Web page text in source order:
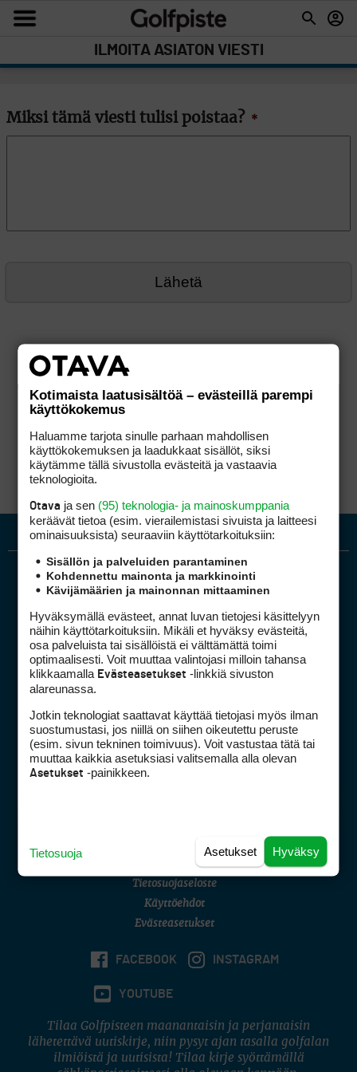
ILMOITA ASIATON VIESTI
Miksi tämä viesti tulisi poistaa? *
Golfpiste mediakortti
Golfpisteen yhteystiedot
DSA avoimuusraportti
Asiakaspalvelu
(digi) digi@otavamedia.fi
Tietosuojaseloste
Käyttöehdot
Evästeasetukset
FACEBOOK INSTAGRAM
YOUTUBE
Tilaa Golfpisteen maanantaisin ja perjantaisin
lähetettävä uutiskirje, niin pysyt ajan tasalla golfalan
ilmiöistä ja uutisista! Tilaa kirje syöttämällä
Kotimaista laatusisältöä – evästeillä parempi
käyttökokemus
Haluamme tarjota sinulle parhaan mahdollisen
käyttökokemuksen ja laadukkaat sisällöt, siksi
käytämme tällä sivustolla evästeitä ja vastaavia
teknologioita.
Otava ja sen (95) teknologia- ja mainoskumppania
keräävät tietoa (esim. vierailemis­tasi sivuista ja laitteesi
ominaisuuk­sista) seuraaviin käyttötarkoituksiin:
Sisällön ja palveluiden parantaminen
Kohdennettu mainonta ja markkinointi
Kävijämäärien ja mainonnan mittaaminen
Hyväksymällä evästeet, annat luvan tietojesi käsittelyyn
näihin käyttötarkoituksiin. Mikäli et hyväksy evästeitä,
osa palveluista tai sisällöistä ei välttämättä toimi
optimaalisesti. Voit muuttaa valintojasi milloin tahansa
klikkaamalla Evästeasetukset -linkkiä sivuston
alareunassa.
Jotkin teknologiat saattavat käyttää tietojasi myös ilman
suostumustasi, jos niillä on siihen oikeutettu peruste
(esim. sivun tekninen toimivuus). Voit vastustaa tätä tai
muuttaa kaikkia asetuksiasi valitsemalla alla olevan
Asetukset -painikkeen.
Hyväksy
Asetukset
Tietosuoja